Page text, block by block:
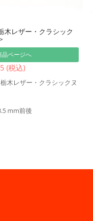
木レザー・クラシック
品ページへ
(税込)
木レザー・クラシックヌ
mm前後